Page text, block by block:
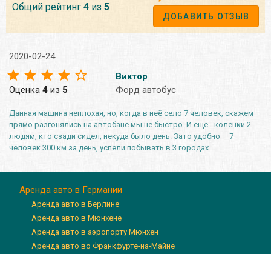
Общий рейтинг 4 из 5
ДОБАВИТЬ ОТЗЫВ
2020-02-24
Оценка 4 из 5
Виктор
Форд автобус
Данная машина неплохая, но, когда в неё село 7 человек, скажем
прямо разгонялись на автобане мы не быстро. И ещё - коленки 2
людям, кто сзади сидел, некуда было день. Зато удобно – 7
человек 300 км за день, успели побывать в 3 городах.
Аренда авто в Германии
Аренда авто в Берлине
Аренда авто в Мюнхене
Аренда авто в аэропорту Мюнхен
Аренда авто во Франкфурте-на-Майне